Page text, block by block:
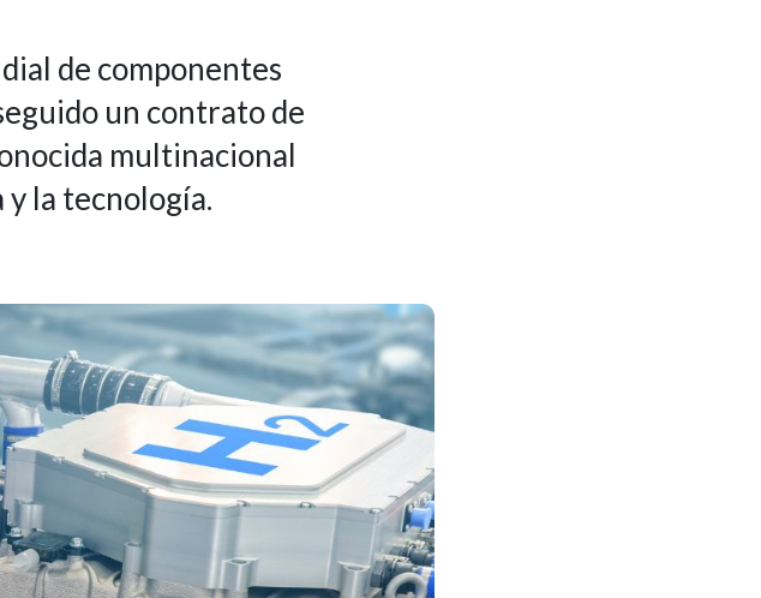
de componentes
un contrato de
multinacional
y la tecnología.